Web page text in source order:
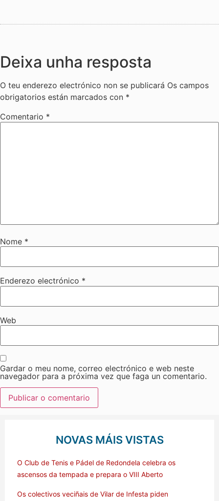
Deixa unha resposta
O teu enderezo electrónico non se publicará Os campos
obrigatorios están marcados con *
Comentario *
Nome *
Enderezo electrónico *
Web
Gardar o meu nome, correo electrónico e web neste
navegador para a próxima vez que faga un comentario.
NOVAS MÁIS VISTAS
O Club de Tenis e Pádel de Redondela celebra os
ascensos da tempada e prepara o VIII Aberto
Os colectivos veciñais de Vilar de Infesta piden